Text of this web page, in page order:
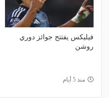
فيليكس يفتتح جوائز دوري
روشن
منذ 5 أيام